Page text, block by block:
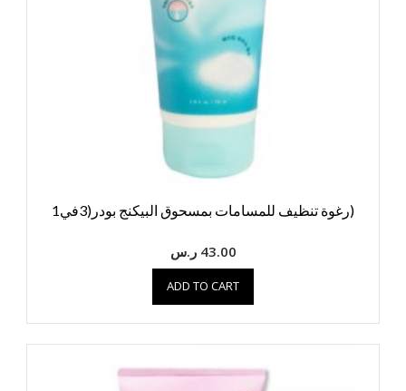
(رغوة تنظيف للمسامات بمسحوق البيكنج بودر(3في1
43.00 ر.س
ADD TO CART